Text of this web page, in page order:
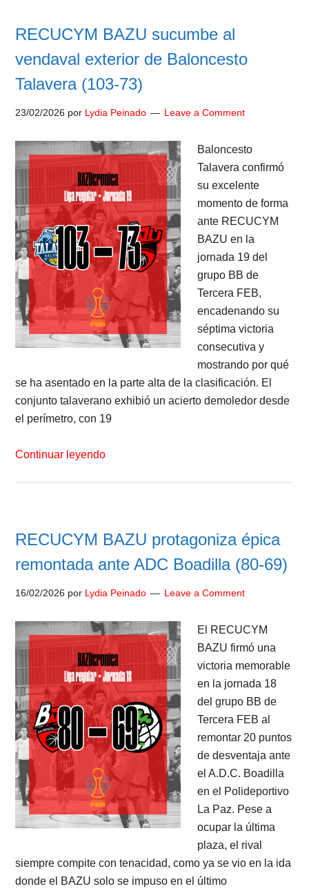
RECUCYM BAZU sucumbe al
vendaval exterior de Baloncesto
Talavera (103-73)
23/02/2026 por Lydia Peinado Leave a Comment
Baloncesto
Talavera confirmó
su excelente
momento de forma
ante RECUCYM
BAZU en la
jornada 19 del
grupo BB de
Tercera FEB,
encadenando su
séptima victoria
consecutiva y
mostrando por qué
se ha asentado en la parte alta de la clasificación. El
conjunto talaverano exhibió un acierto demoledor desde
el perímetro, con 19
Continuar leyendo
RECUCYM BAZU protagoniza épica
remontada ante ADC Boadilla (80-69)
16/02/2026 por Lydia Peinado Leave a Comment
El RECUCYM
BAZU firmó una
victoria memorable
en la jornada 18
del grupo BB de
Tercera FEB al
remontar 20 puntos
de desventaja ante
el A.D.C. Boadilla
en el Polideportivo
La Paz. Pese a
ocupar la última
plaza, el rival
siempre compite con tenacidad, como ya se vio en la ida
donde el BAZU solo se impuso en el último